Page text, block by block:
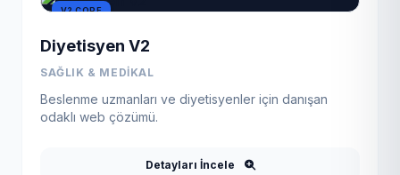
V2 CORE
Diyetisyen V2
SAĞLIK & MEDIKAL
Beslenme uzmanları ve diyetisyenler için danışan
odaklı web çözümü.
Detayları İncele